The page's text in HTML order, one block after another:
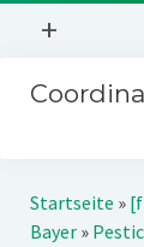
Menü
+
Mitmachen
Über uns
Kampagnen
Startseite »
Bayer»